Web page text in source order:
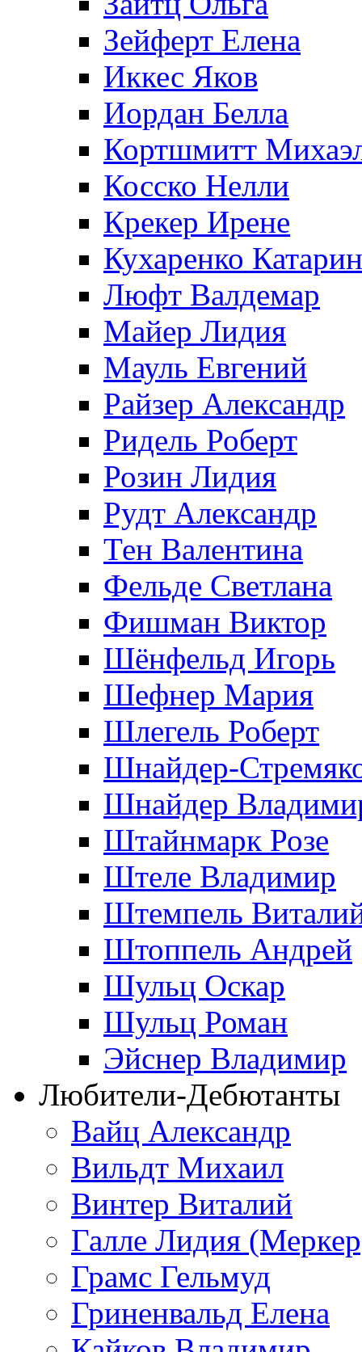
Зейферт Елена
Иккес Яков
Иордан Белла
Кортшмитт
Косско Нелли
Крекер Ирене
Кухаренко
Люфт Валдемaр
Майер Лидия
Мауль Евгений
Райзер Александр
Ридель Роберт
Розин Лидия
Рудт Александр
Тен Валентина
Фельде Светлана
Фишман Виктор
Шёнфельд Игорь
Шефнер Мария
Шлегель Роберт
Шнайдер-
Шнайдер
Штайнмарк Розe
Штеле Владимир
Штемпель
Штоппель Андрей
Шульц Оскар
Шульц Роман
Эйснер Владимир
Любители-Дебютанты
Вайц Александр
Вильдт Михаил
Винтер Виталий
Галле Лидия
Грамс Гельмуд
Гриненвальд Елена